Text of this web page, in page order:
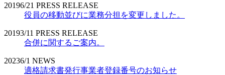
20196/21 PRESS RELEASE
役員の移動並びに業務分担を変更しました。
20193/11 PRESS RELEASE
合併に関するご案内。
20236/1 NEWS
適格請求書発行事業者登録番号のお知らせ